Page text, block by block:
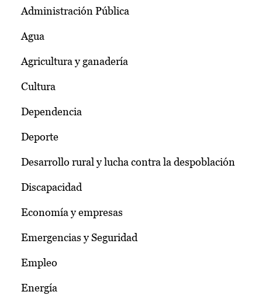
Administración Pública
Agua
Agricultura y ganadería
Cultura
Dependencia
Deporte
Desarrollo rural y lucha contra la despoblación
Discapacidad
Economía y empresas
Emergencias y Seguridad
Empleo
Energía